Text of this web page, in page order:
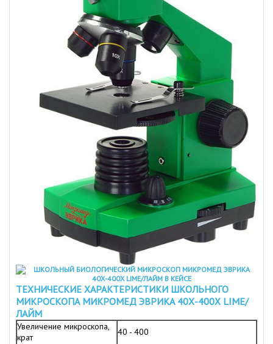
ТЕХНИЧЕСКИЕ ХАРАКТЕРИСТИКИ ШКОЛЬНОГО
МИКРОСКОПА МИКРОМЕД ЭВРИКА 40Х-400Х LIME/
ЛАЙМ
Увеличение микроскопа,
крат
40 - 400